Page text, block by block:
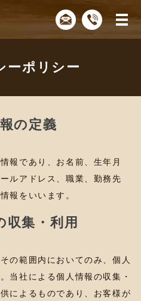
ーポリシー
の定義
報であり、お名前、生年月
ルアドレス、職業、勤務先
報をいいます。
収集・利用
の範囲内においてのみ、個人
当社による個人情報の収集・
によるものであり、お客様が